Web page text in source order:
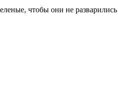
чтобы они не